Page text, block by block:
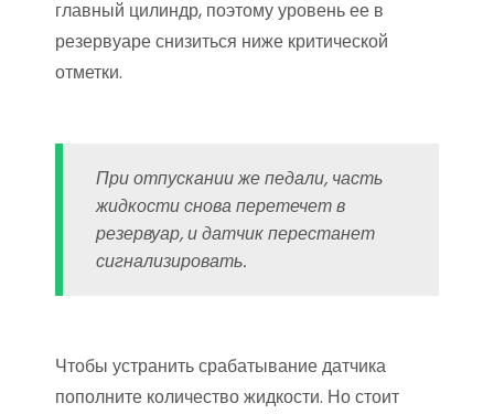
главный цилиндр, поэтому уровень ее в
резервуаре снизиться ниже критической
отметки.
При отпускании же педали, часть
жидкости снова перетечет в
резервуар, и датчик перестанет
сигнализировать.
Чтобы устранить срабатывание датчика
пополните количество жидкости. Но стоит